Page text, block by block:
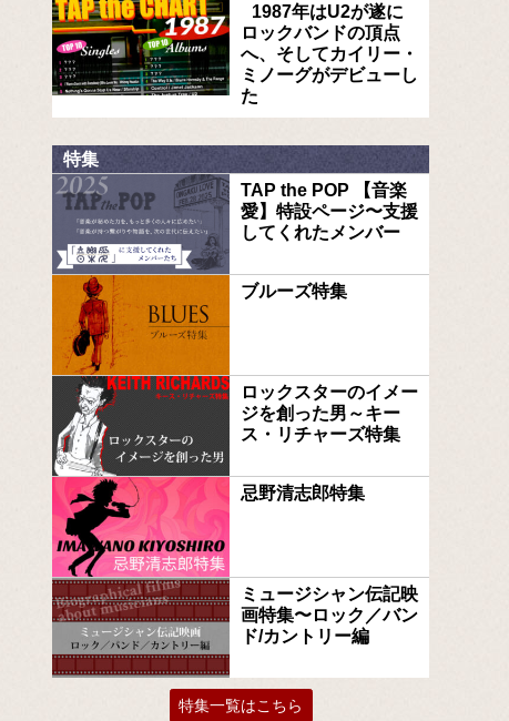
1987年はU2が遂に
ロックバンドの頂点
へ、そしてカイリー・
ミノーグがデビューし
た
特集
TAP the POP 【音楽
愛】特設ページ〜支援
してくれたメンバー
ブルーズ特集
ロックスターのイメー
ジを創った男～キー
ス・リチャーズ特集
忌野清志郎特集
ミュージシャン伝記映
画特集〜ロック／バン
ド/カントリー編
特集一覧はこちら